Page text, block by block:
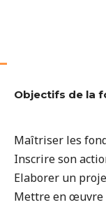
Objectifs de la
Maîtriser les
Inscrire son
Elaborer un
Mettre en œuvre